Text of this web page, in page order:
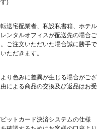
)
送宅配業者、私設私書箱、ホテル
ンタルオフィスが配送先の場合ご
ご注文いただいた場合誠に勝手で
ただきます。
り色みに差異が生じる場合がござ
による商品の交換及び返品はお受
ットカード決済システムの仕様